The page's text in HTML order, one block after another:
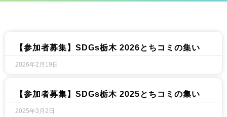
【参加者募集】SDGs栃木 2026とちコミの集い
2026年2月19日
【参加者募集】SDGs栃木 2025とちコミの集い
2025年3月2日